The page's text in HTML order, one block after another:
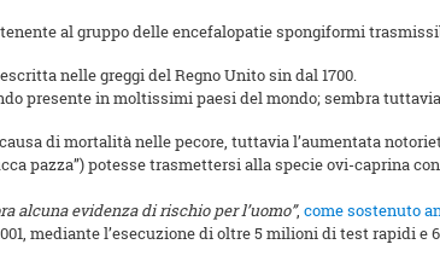
al gruppo delle encefalopatiespongiformi
nelle greggi del Regno Unito sin dal 1700.
presente in moltissimi paesi del mondo; sembra
di mortalità nelle pecore, tuttavia l’aumentata
pazza”) potesse trasmettersi alla specie ovi-caprina
alcuna evidenza di rischio per l’uomo”, come sostenuto
mediante l’esecuzione di oltre 5 milioni di test rapidi